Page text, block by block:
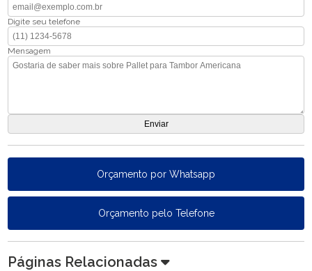
Digite seu telefone
Mensagem
Orçamento por Whatsapp
Orçamento pelo Telefone
Páginas Relacionadas